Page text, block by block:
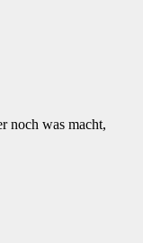
noch was macht,